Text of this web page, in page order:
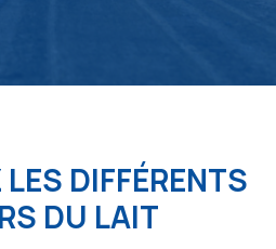
DIFFÉRENTS
DU LAIT